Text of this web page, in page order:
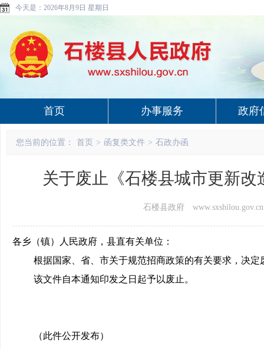
今天是： 2026年8月9日 星期日
首页 办事服务 政府
您当前的位置： 首页 > 函复类文件 > 石政办函
关于废止《石楼县城市更新改
石楼县政府 www.sxshilou.gov.cn
各乡 （镇）人民政府，县直有关单位：
根据国家
省 市关于规范招商政策的有关要求， 决定
该文件自本通知印发之日起予以废止。
（此件公开发布）